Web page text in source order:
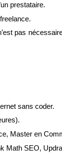
prestataire.
pas
sans coder.
Master en
Math SEO,